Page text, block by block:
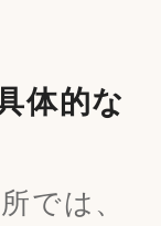
体的な
では、